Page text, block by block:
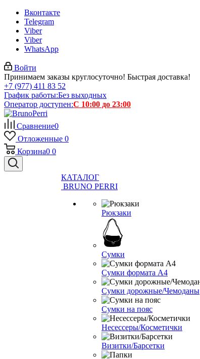
Вконтакте
Telegram
Viber
Viber
WhatsApp
Войти
Принимаем заказы круглосуточно! Быстрая доставка!
+7 (977) 411 83 52
График работы:Без выходных
Оператор доступен:С 10:00 до 23:00
Сравнение0
Отложенные 0
Корзина0 0
КАТАЛОГ
BRUNO PERRI
Рюкзаки
Сумки
Сумки формата А4
Сумки дорожные/Чемоданы
Сумки на пояс
Несессеры/Косметички
Визитки/Барсетки